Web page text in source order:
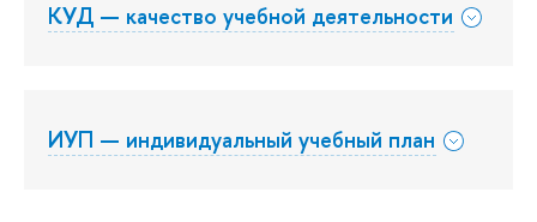
КУД — качество учебной деятельности
ИУП — индивидуальный учебный план